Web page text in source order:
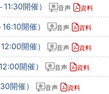
開催） 音声 資料
開催） 音声 資料
開催） 音声 資料
開催） 音声 資料
開催） 音声 資料